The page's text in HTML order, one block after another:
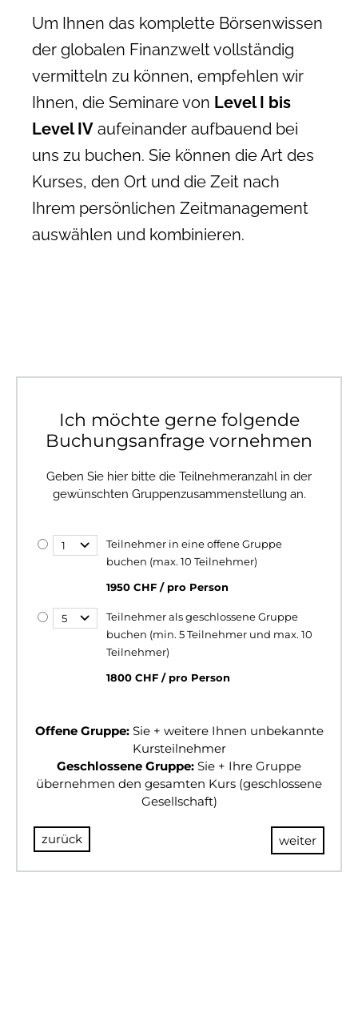
Um Ihnen das komplette Börsenwissen
der globalen Finanzwelt vollständig
vermitteln zu können, empfehlen wir
Ihnen, die Seminare von Level I bis
Level IV aufeinander aufbauend bei
uns zu buchen. Sie können die Art des
Kurses, den Ort und die Zeit nach
Ihrem persönlichen Zeitmanagement
auswählen und kombinieren.
Ich möchte gerne folgende
Buchungsanfrage vornehmen
Geben Sie hier bitte die Teilnehmeranzahl in der
gewünschten Gruppenzusammenstellung an.
Teilnehmer in eine offene Gruppe
buchen (max. 10 Teilnehmer)
1950 CHF / pro Person
Teilnehmer als geschlossene Gruppe
buchen (min. 5 Teilnehmer und max. 10
Teilnehmer)
1800 CHF / pro Person
Offene Gruppe:Sie + weitere Ihnen unbekannte
Kursteilnehmer
Geschlossene Gruppe: Sie + Ihre Gruppe
übernehmen den gesamten Kurs (geschlossene
Gesellschaft)
zurück weiter